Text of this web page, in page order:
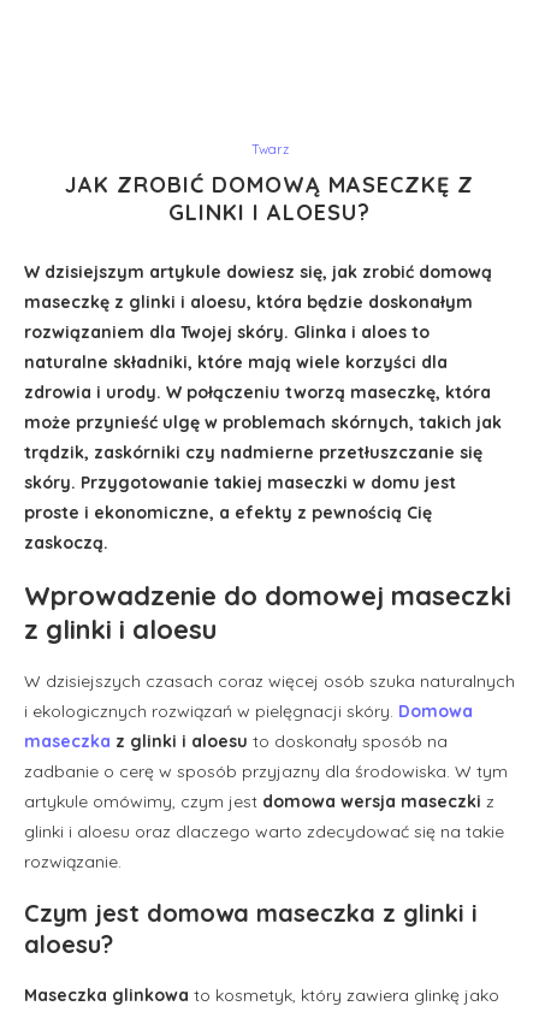
Twarz
JAK ZROBIĆ DOMOWĄ MASECZKĘ Z
GLINKI I ALOESU?
W dzisiejszym artykule dowiesz się, jak zrobić domową
maseczkę z glinki i aloesu, która będzie doskonałym
rozwiązaniem dla Twojej skóry. Glinka i aloes to
naturalne składniki, które mają wiele korzyści dla
zdrowia i urody. W połączeniu tworzą maseczkę, która
może przynieść ulgę w problemach skórnych, takich jak
trądzik, zaskórniki czy nadmierne przetłuszczanie się
skóry. Przygotowanie takiej maseczki w domu jest
proste i ekonomiczne, a efekty z pewnością Cię
zaskoczą.
Wprowadzenie do domowej maseczki
z glinki i aloesu
W dzisiejszych czasach coraz więcej osób szuka naturalnych
i ekologicznych rozwiązań w pielęgnacji skóry. Domowa
maseczka z glinki i aloesu to doskonały sposób na
zadbanie o cerę w sposób przyjazny dla środowiska. W tym
artykule omówimy, czym jest domowa wersja maseczki z
glinki i aloesu oraz dlaczego warto zdecydować się na takie
rozwiązanie.
Czym jest domowa maseczka z glinki i
aloesu?
Maseczka glinkowa to kosmetyk, który zawiera glinkę jako